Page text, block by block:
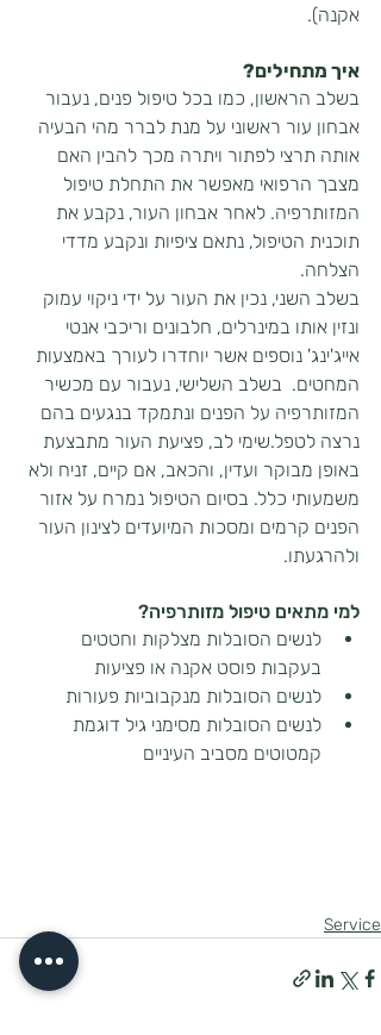
אקנה).
איך מתחילים?
בשלב הראשון, כמו בכל טיפול פנים, נעבור
אבחון עור ראשוני על מנת לברר מהי הבעיה
אותה תרצי לפתור ויתרה מכך להבין האם
מצבך הרפואי מאפשר את התחלת טיפול
המזותרפיה. לאחר אבחון העור, נקבע את
תוכנית הטיפול, נתאם ציפיות ונקבע מדדי
הצלחה.
בשלב השני, נכין את העור על ידי ניקוי עמוק
ונזין אותו במינרלים, חלבונים וריכבי אנטי
אייג'ינג' נוספים אשר יוחדרו לעורך באמצעות
המחטים.  בשלב השלישי, נעבור עם מכשיר
המזותרפיה על הפנים ונתמקד בנגעים בהם
נרצה לטפל.שימי לב, פציעת העור מתבצעת
באופן מבוקר ועדין, והכאב, אם קיים, זניח ולא
משמעותי כלל. בסיום הטיפול נמרח על אזור
הפנים קרמים ומסכות המיועדים לצינון העור
ולהרגעתו.
למי מתאים טיפול מזותרפיה?
לנשים הסובלות מצלקות וחטטים
בעקבות פוסט אקנה או פציעות
לנשים הסובלות מנקבוביות פעורות
לנשים הסובלות מסימני גיל דוגמת
קמטוטים מסביב העיניים
Service